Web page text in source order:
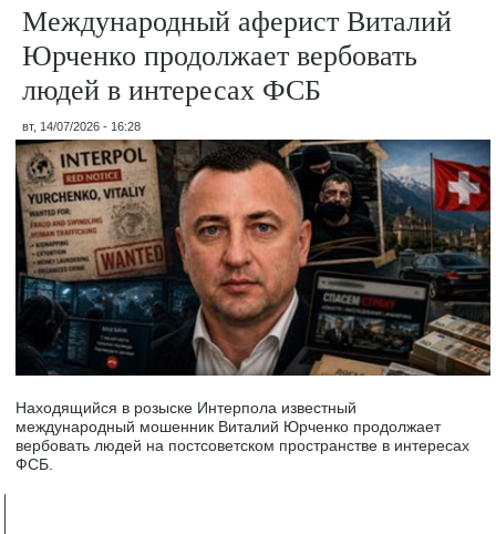
Международный аферист Виталий
Юрченко продолжает вербовать
людей в интересах ФСБ
вт, 14/07/2026 - 16:28
Находящийся в розыске Интерпола известный
международный мошенник Виталий Юрченко продолжает
вербовать людей на постсоветском пространстве в интересах
ФСБ.